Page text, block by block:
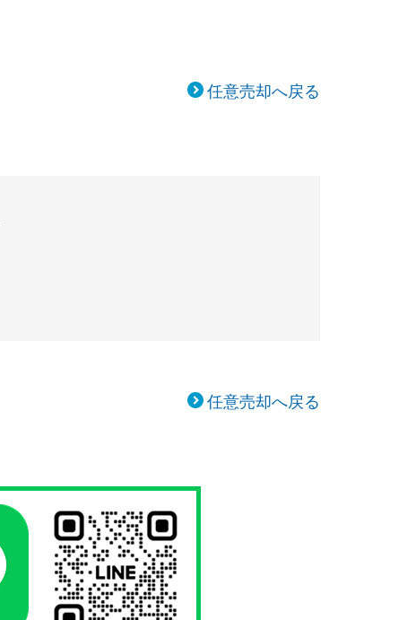
任意売却へ戻る
任意売却へ戻る